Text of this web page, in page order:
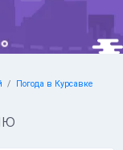
Погода в Курсавке